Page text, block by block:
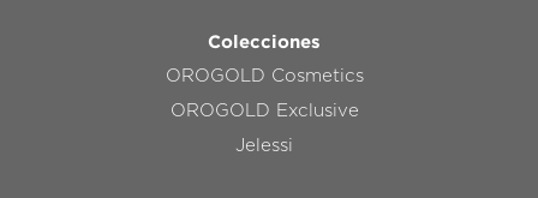
Colecciones
OROGOLD Cosmetics
OROGOLD Exclusive
Jelessi